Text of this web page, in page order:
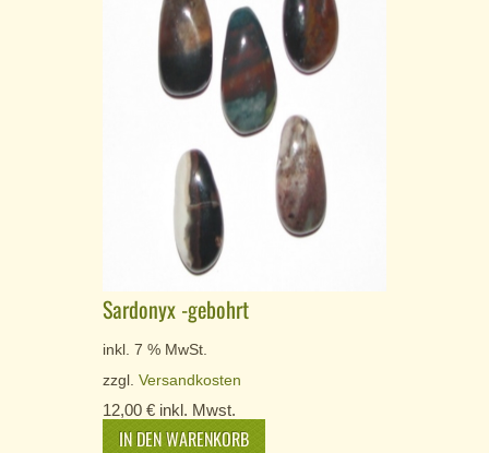
Sardonyx -gebohrt
inkl. 7 % MwSt.
zzgl. Versandkosten
12,00 € inkl. Mwst.
IN DEN WARENKORB